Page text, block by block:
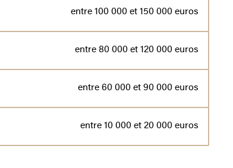
entre 100 000 et 150 000 euros
entre 80 000 et 120 000 euros
entre 60 000 et 90 000 euros
entre 10 000 et 20 000 euros